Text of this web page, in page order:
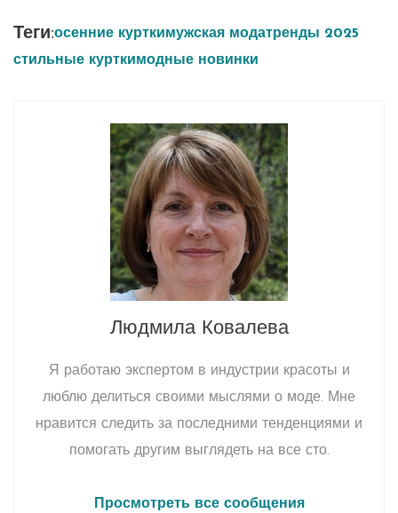
Теги:осенние курткимужская модатренды 2025
стильные курткимодные новинки
Людмила Ковалева
Я работаю экспертом в индустрии красоты и
люблю делиться своими мыслями о моде. Мне
нравится следить за последними тенденциями и
помогать другим выглядеть на все сто.
Просмотреть все сообщения